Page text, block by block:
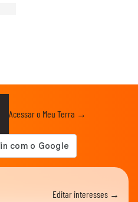
Acessar o Meu Terra →
Editar interesses →